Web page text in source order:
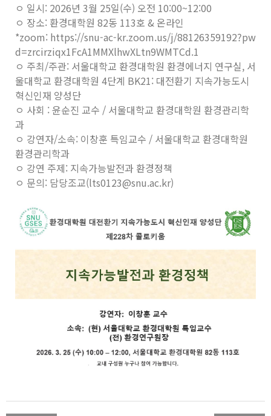
ㅇ 일시: 2026년 3월 25일(수) 오전 10:00~12:00
ㅇ 장소: 환경대학원 82동 113호 & 온라인
*zoom: https://snu-ac-kr.zoom.us/j/88126359192?pw
d=zrcirziqx1FcA1MMXlhwXLtn9WMTCd.1
ㅇ 주최/주관: 서울대학교 환경대학원 환경에너지 연구실, 서
울대학교 환경대학원 4단계 BK21: 대전환기 지속가능도시
혁신인재 양성단
ㅇ 사회 : 윤순진 교수 / 서울대학교 환경대학원 환경관리학
과
ㅇ 강연자/소속: 이창훈 특임교수 / 서울대학교 환경대학원
환경관리학과
ㅇ 강연 주제: 지속가능발전과 환경정책
ㅇ 문의: 담당조교(lts0123@snu.ac.kr)